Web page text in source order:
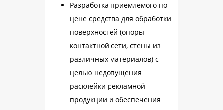
Разработка приемлемого по
цене средства для обработки
поверхностей (опоры
контактной сети, стены из
различных материалов) с
целью недопущения
расклейки рекламной
продукции и обеспечения